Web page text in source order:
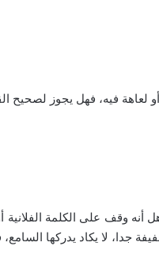
هل أنه وقف على الكلمة
جدا، لا يكاد يدركها